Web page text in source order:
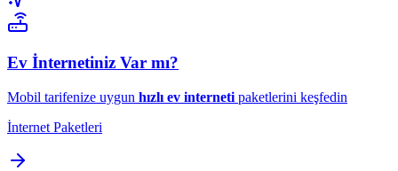
Ev İnternetiniz Var mı?
Mobil tarifenize uygun hızlı ev interneti paketlerini keşfedin
İnternet Paketleri